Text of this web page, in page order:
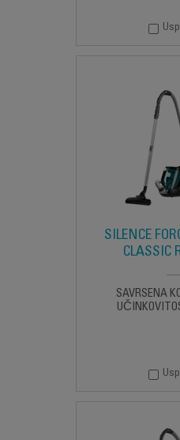
SILENCE
CLASSIC
SAVRŠENA